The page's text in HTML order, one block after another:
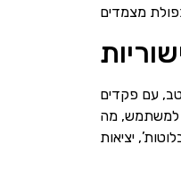
עם פקדים
ידידותי למשתמש, מה